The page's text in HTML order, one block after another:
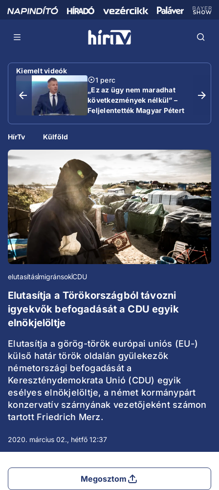
Kiemelt videók
1 perc
„Ez az ügy nem maradhat
következmények nélkül” –
Feljelentették Magyar Pétert
HírTv Külföld
elutasításmigránsokCDU
Elutasítja a Törökországból távozni
igyekvők befogadását a CDU egyik
elnökjelöltje
Elutasítja a görög-török európai uniós (EU-)
külső határ török oldalán gyülekezők
németországi befogadását a
Kereszténydemokrata Unió (CDU) egyik
esélyes elnökjelöltje, a német kormánypárt
konzervatív szárnyának vezetőjeként számon
tartott Friedrich Merz.
2020. március 02., hétfő 12:37
Megosztom